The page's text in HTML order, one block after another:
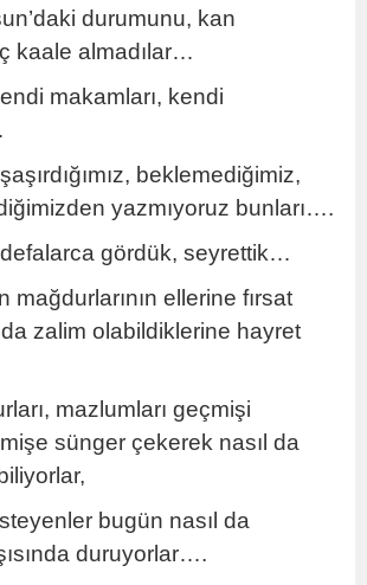
durumunu, kan
kaale almadılar…
makamları, kendi
beklemediğimiz,
yazmıyoruz bunları….
gördük, seyrettik…
mağdurlarının ellerine fırsat
zalim olabildiklerine hayret
mazlumları geçmişi
sünger çekerek nasıl da
bugün nasıl da
duruyorlar….